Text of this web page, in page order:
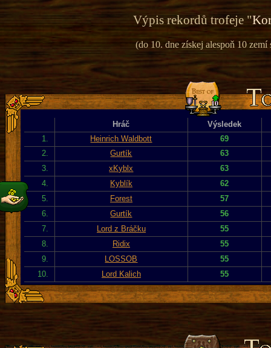
Výpis rekordů trofeje "
(do 10. dne získej alespoň 10
Hráč
Výsledek
1.
Heinrich Waldbott
69
2.
Gurtík
63
3.
xKyblx
63
4.
Kyblík
62
5.
Forest
57
6.
Gurtík
56
7.
Lord z Bráčku
55
8.
Ridix
55
9.
LOSSOB
55
10.
Lord Kalich 55